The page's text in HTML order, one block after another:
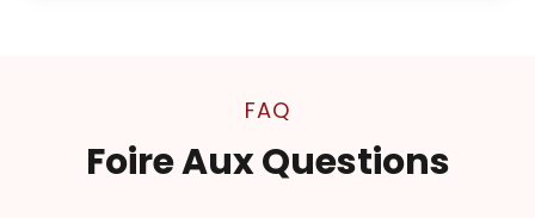
FAQ
Foire Aux Questions